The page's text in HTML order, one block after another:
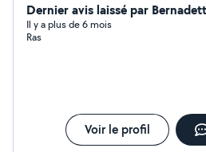
Dernier avis laissé par
Il y a plus de 6 mois
Ras
Voir le profil